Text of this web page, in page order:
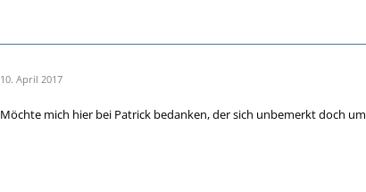
10. April 2017
Möchte mich hier bei Patrick bedanken, der sich unbemerkt doch